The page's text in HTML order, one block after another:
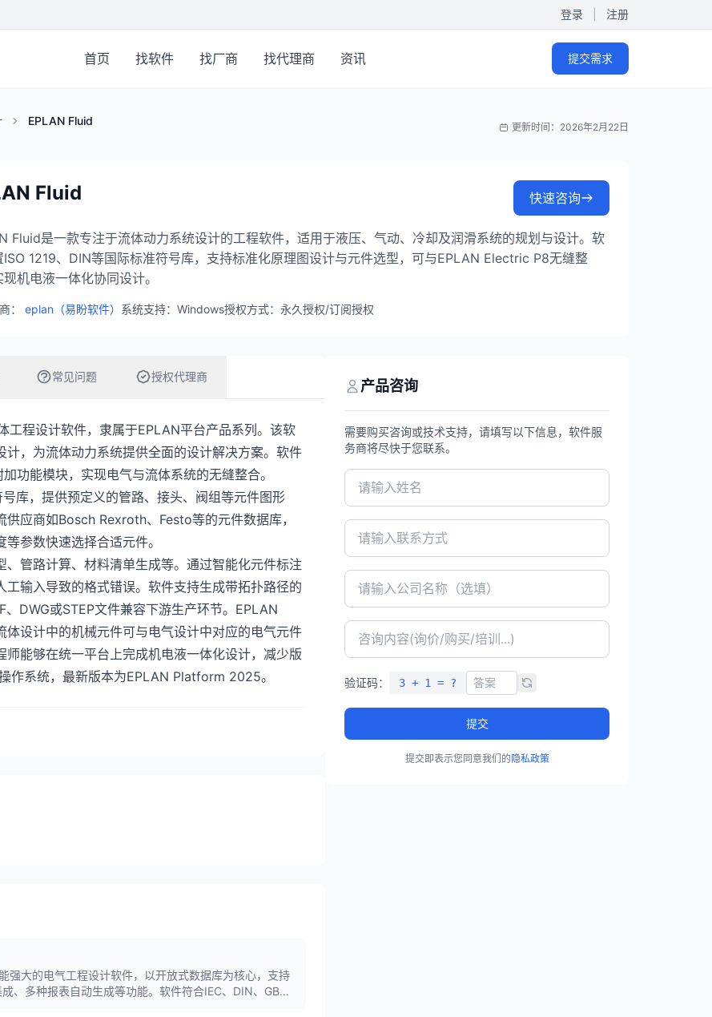
登录 注册
首页 找软件 找厂商 找代理商 资讯 提交需求
EPLAN Fluid 更新时间：2026年2月22日
Fluid 快速咨询
Fluid是一款专注于流体动力系统设计的工程软件，适用于液压、气动、冷却及润滑系统的规划与设计。软
ISO 1219、DIN等国际标准符号库，支持标准化原理图设计与元件选型，可与EPLAN Electric P8无缝整
机电液一体化协同设计。
： eplan（易盼软件） 系统支持：Windows授权方式：永久授权/订阅授权
常见问题 授权代理商
程设计软件，隶属于EPLAN平台产品系列。该软
，为流体动力系统提供全面的设计解决方案。软件
功能模块，实现电气与流体系统的无缝整合。
库，提供预定义的管路、接头、阀组等元件图形
应商如Bosch Rexroth、Festo等的元件数据库，
参数快速选择合适元件。
管路计算、材料清单生成等。通过智能化元件标注
输入导致的格式错误。软件支持生成带拓扑路径的
DWG或STEP文件兼容下游生产环节。EPLAN
设计中的机械元件可与电气设计中对应的电气元件
能够在统一平台上完成机电液一体化设计，减少版
作系统，最新版本为EPLAN Platform 2025。
强大的电气工程设计软件，以开放式数据库为核心，支持
、多种报表自动生成等功能。软件符合IEC、DIN、GB等
产品咨询
需要购买咨询或技术支持，请填写以下信息，软件服
务商将尽快于您联系。
验证码： 3 + 1 = ?
提交
提交即表示您同意我们的隐私政策